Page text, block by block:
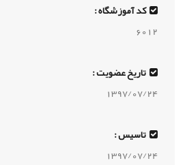
کد آموزشگاه :
6012
تاریخ عضویت :
1397/07/24
تاسیس :
1397/07/24